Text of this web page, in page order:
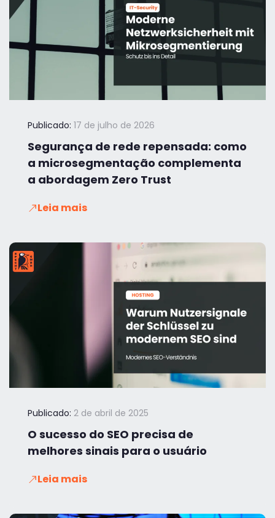
Publicado: 17 de julho de 2026
Segurança de rede repensada: como
a microsegmentação complementa
a abordagem Zero Trust
Leia mais
Publicado: 2 de abril de 2025
O sucesso do SEO precisa de
melhores sinais para o usuário
Leia mais